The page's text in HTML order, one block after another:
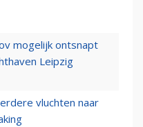
mogelijk ontsnapt
Leipzig
vluchten naar